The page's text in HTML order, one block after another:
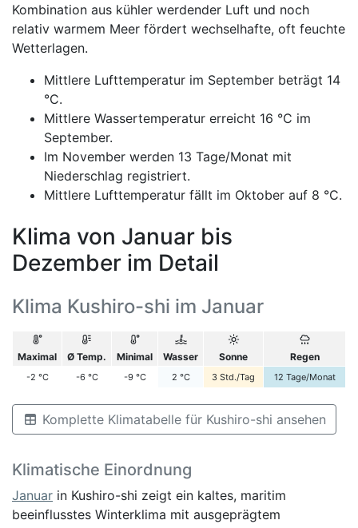
Kombination aus kühler werdender Luft und noch
relativ warmem Meer fördert wechselhafte, oft feuchte
Wetterlagen.
Mittlere Lufttemperatur im September beträgt 14
°C.
Mittlere Wassertemperatur erreicht 16 °C im
September.
Im November werden 13 Tage/Monat mit
Niederschlag registriert.
Mittlere Lufttemperatur fällt im Oktober auf 8 °C.
Klima von Januar bis
Dezember im Detail
Klima Kushiro-shi im Januar
Maximal Ø Temp. Minimal Wasser Sonne Regen
-2 °C -6 °C -9 °C 2 °C 3 Std./Tag 12 Tage/Monat
Komplette Klimatabelle für Kushiro-shi ansehen
Klimatische Einordnung
Januar in Kushiro-shi zeigt ein kaltes, maritim
beeinflusstes Winterklima mit ausgeprägtem